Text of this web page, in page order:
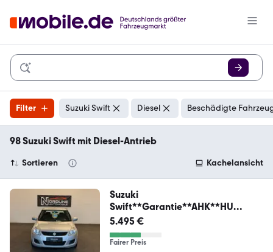
Filter Suzuki Swift Diesel Beschädigte
98 Suzuki Swift mit Diesel-Antrieb
Sortieren Kachelansicht
Suzuki
Swift**Garantie**AHK**HU
Neu**SHZ
5.495 €
Fairer Preis